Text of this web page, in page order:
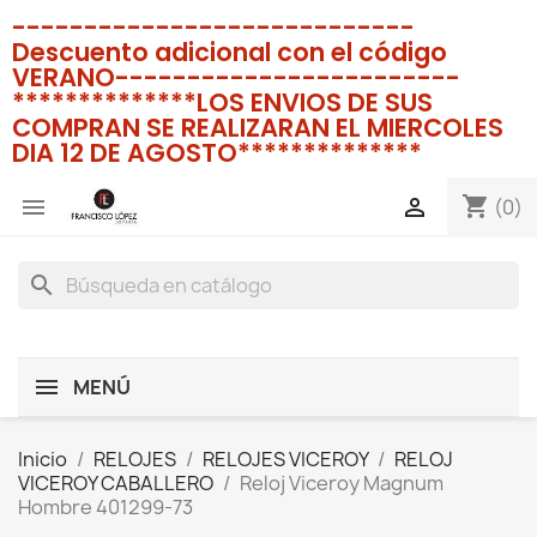
----------------------------
Descuento adicional con el código
VERANO------------------------
**************LOS ENVIOS DE SUS
COMPRAN SE REALIZARAN EL MIERCOLES
DIA 12 DE AGOSTO**************
 shopping_cart (0)

search
MENÚ
Inicio RELOJES RELOJES VICEROY
RELOJ
VICEROY CABALLERO
Reloj Viceroy Magnum
Hombre 401299-73